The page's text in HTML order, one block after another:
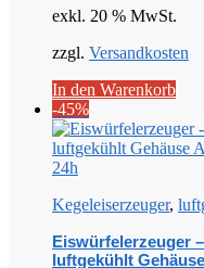
€ 2734,00
exkl. 20 % MwSt.
zzgl. Versandkosten
In den Warenkorb
-45%
Kegeleiserzeuger,
Eiswürfelerzeuger
luftgekühlt